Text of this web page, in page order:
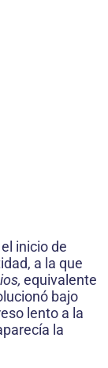
inicio de
a la que
equivalente
bajo
lento a la
la